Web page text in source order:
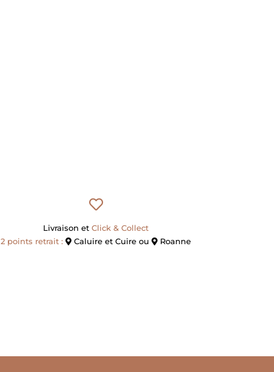
Livraison etClick & Collect
2 points retrait :
Caluire et Cuire ou Roanne